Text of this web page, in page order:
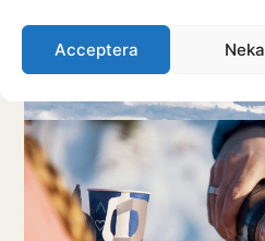
Acceptera Neka